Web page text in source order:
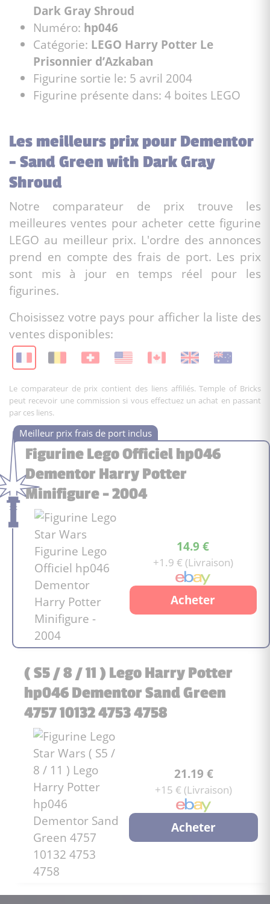
Dark Gray Shroud
Numéro: hp046
Catégorie: LEGO Harry Potter Le
Prisonnier d’Azkaban
Figurine sortie le: 5 avril 2004
Figurine présente dans: 4 boites LEGO
Les meilleurs prix pour Dementor
- Sand Green with Dark Gray
Shroud
Notre comparateur de prix trouve les
meilleures ventes pour acheter cette figurine
LEGO au meilleur prix. L'ordre des annonces
prend en compte des frais de port. Les prix
sont mis à jour en temps réel pour les
figurines.
Choisissez votre pays pour afficher la liste des
ventes disponibles:
Le comparateur de prix contient des liens affiliés. Temple of Bricks
peut recevoir une commission si vous effectuez un achat en passant
par ces liens.
Figurine Lego Officiel hp046
Dementor Harry Potter
Minifigure - 2004
14.9 €
+1.9 € (Livraison)
Acheter
( S5 / 8 / 11 ) Lego Harry Potter
hp046 Dementor Sand Green
4757 10132 4753 4758
21.19 €
+15 € (Livraison)
Acheter